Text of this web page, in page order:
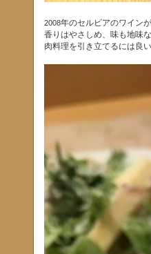
2008年のセルビアのワイン
香りはやさしめ、味も地味
肉料理を引き立てるには良